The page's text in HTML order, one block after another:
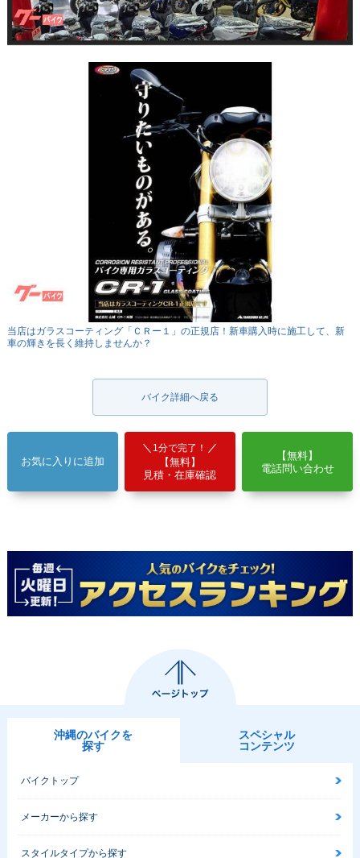
当店はガラスコーティング「ＣＲー１」の正規店！新車購入時に施工して、新
車の輝きを長く維持しませんか？
バイク詳細へ戻る
お気に入りに追加
1分で完了！
【無料】
見積・在庫確認
【無料】
電話問い合わせ
沖縄のバイクを
探す
スペシャル
コンテンツ
バイクトップ
メーカーから探す
スタイルタイプから探す